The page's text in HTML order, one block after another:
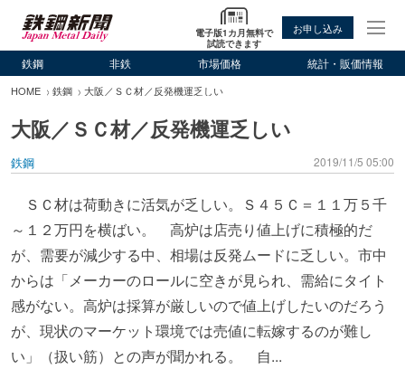
電子版1カ月無料で
試読できます
お申し込み
鉄鋼 非鉄 市場価格 統計・販価情報
HOME 鉄鋼 大阪／ＳＣ材／反発機運乏しい
大阪／ＳＣ材／反発機運乏しい
鉄鋼 2019/11/5 05:00
ＳＣ材は荷動きに活気が乏しい。Ｓ４５Ｃ＝１１万５千
～１２万円を横ばい。 高炉は店売り値上げに積極的だ
が、需要が減少する中、相場は反発ムードに乏しい。市中
からは「メーカーのロールに空きが見られ、需給にタイト
感がない。高炉は採算が厳しいので値上げしたいのだろう
が、現状のマーケット環境では売値に転嫁するのが難し
い」（扱い筋）との声が聞かれる。 自...